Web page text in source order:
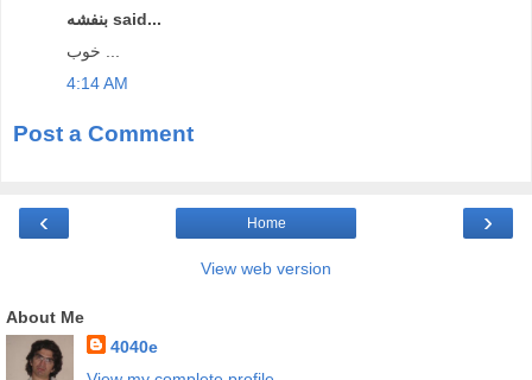
بنفشه said...
4:14 AM
Post a Comment
‹ ›
Home
View web version
About Me
4040e